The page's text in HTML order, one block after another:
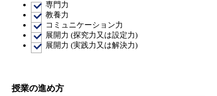
専門力
教養力
コミュニケーション力
展開力 (探究力又は設定力)
展開力 (実践力又は解決力)
授業の進め方